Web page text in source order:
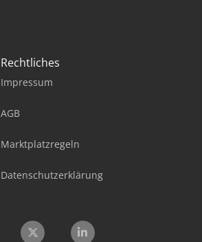
Rechtliches
Impressum
AGB
Marktplatzregeln
Datenschutzerklärung